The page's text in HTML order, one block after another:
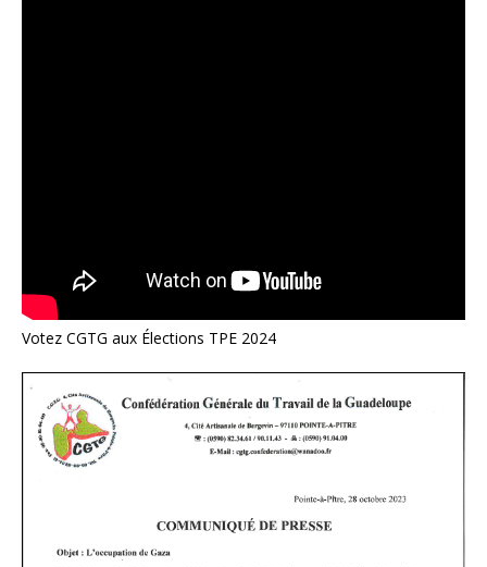
Votez CGTG aux Élections TPE 2024